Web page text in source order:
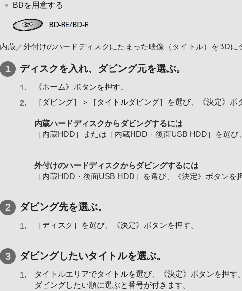
BDを用意する
内蔵／外付けのハードディスクにたまった映像（タイトル）をBDに
ディスクを入れ、ダビング元を選ぶ。
《ホーム》ボタンを押す。
［ダビング］＞［タイトルダビング］を選び、《決定》ボ
内蔵ハードディスクからダビングするには
［内蔵HDD］または［内蔵HDD・後面USB HDD］を選び
外付けのハードディスクからダビングするには
［内蔵HDD・後面USB HDD］を選び、《決定》ボタンを
ダビング先を選ぶ。
［ディスク］を選び、《決定》ボタンを押す。
ダビングしたいタイトルを選ぶ。
タイトルエリアでタイトルを選び、《決定》ボタンを押す。
ダビングしたい順に選ぶと番号が付きます。